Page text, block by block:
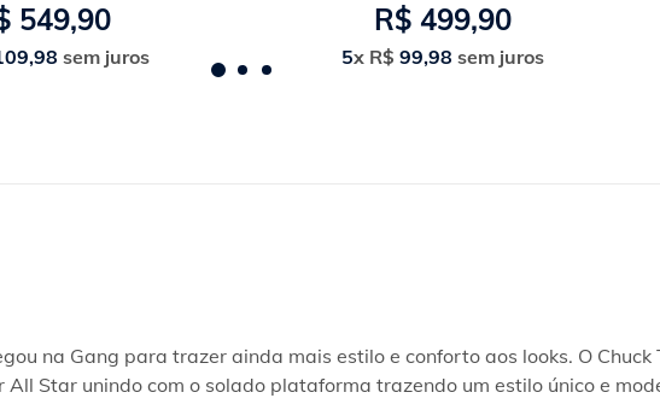
549,90
,98 sem juros
R$ 499,90
5x R$ 99,98 sem juros
na Gang para trazer ainda mais estilo e conforto aos looks. O
Star unindo com o solado plataforma trazendo um estilo único e